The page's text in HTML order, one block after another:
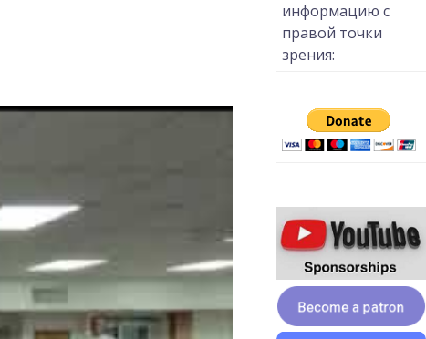
информацию с
правой точки
зрения: